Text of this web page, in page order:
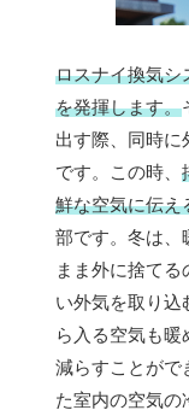
ロスナイ換気シ
を発揮します。
出す際、同時に
です。この時、
鮮な空気に伝え
部です。冬は、
まま外に捨て
い外気を取り込
ら入る空気も
減らすことがで
た室内の空気の